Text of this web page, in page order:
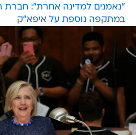
"נאמנים למדינה אחרת": חברת
במתקפה נוספת על איפא"ק